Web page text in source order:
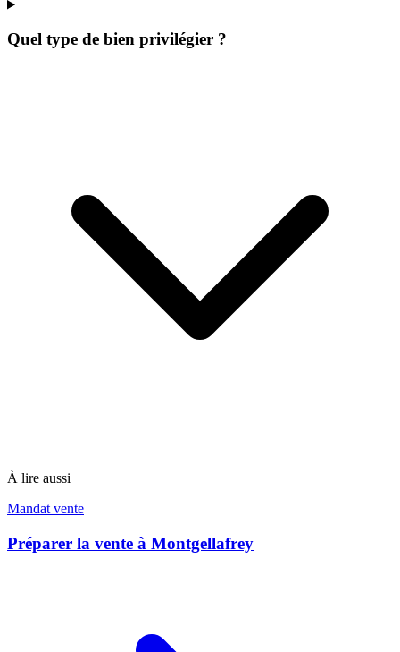
Quel type de bien privilégier ?
À lire aussi
Mandat vente
Préparer la vente à Montgellafrey